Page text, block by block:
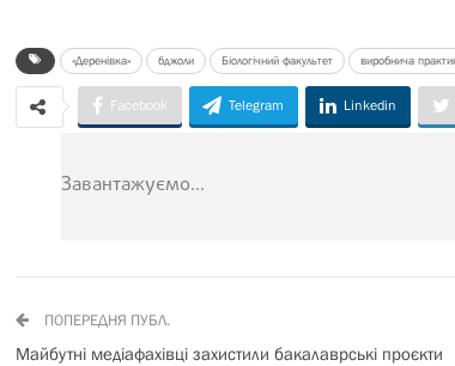
«Деренівка» бджоли Біологічний факультет виробнича
Facebook Telegram Linkedin
Завантажуємо...
ПОПЕРЕДНЯ ПУБЛ.
Майбутні медіафахівці захистили бакалаврські проєкти